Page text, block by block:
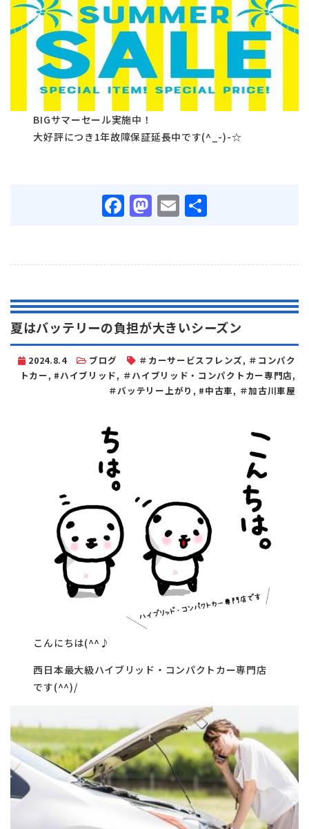
BIGサマーセール実施中！
大好評につき1年故障保証延長中です(^_-)-☆
Facebook
Mastodon
Email
夏はバッテリーの負担が大きいシーズン
2024.8.4 ブログ ＃カーサービスフレンズ, ＃コンパク
トカー, #ハイブリッド, ＃ハイブリッド・コンパクトカー専門店,
＃バッテリー上がり , #中古車, ＃加古川車屋
こんにちは(^^♪
西日本最大級ハイブリッド・コンパクトカー専門店
です(^^)/